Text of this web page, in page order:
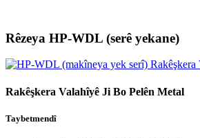
Rêzeya HP-WDL (serê yekane)
Rakêşkera Valahîyê Ji Bo Pelên Metal
Taybetmendî